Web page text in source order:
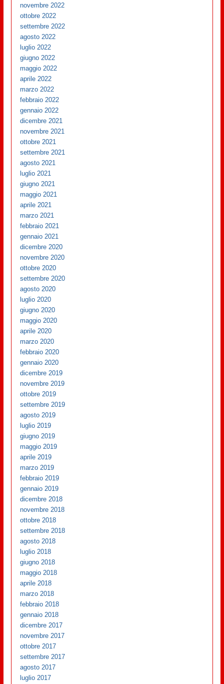
novembre 2022
ottobre 2022
settembre 2022
agosto 2022
luglio 2022
giugno 2022
maggio 2022
aprile 2022
marzo 2022
febbraio 2022
gennaio 2022
dicembre 2021
novembre 2021
ottobre 2021
settembre 2021
agosto 2021
luglio 2021
giugno 2021
maggio 2021
aprile 2021
marzo 2021
febbraio 2021
gennaio 2021
dicembre 2020
novembre 2020
ottobre 2020
settembre 2020
agosto 2020
luglio 2020
giugno 2020
maggio 2020
aprile 2020
marzo 2020
febbraio 2020
gennaio 2020
dicembre 2019
novembre 2019
ottobre 2019
settembre 2019
agosto 2019
luglio 2019
giugno 2019
maggio 2019
aprile 2019
marzo 2019
febbraio 2019
gennaio 2019
dicembre 2018
novembre 2018
ottobre 2018
settembre 2018
agosto 2018
luglio 2018
giugno 2018
maggio 2018
aprile 2018
marzo 2018
febbraio 2018
gennaio 2018
dicembre 2017
novembre 2017
ottobre 2017
settembre 2017
agosto 2017
luglio 2017